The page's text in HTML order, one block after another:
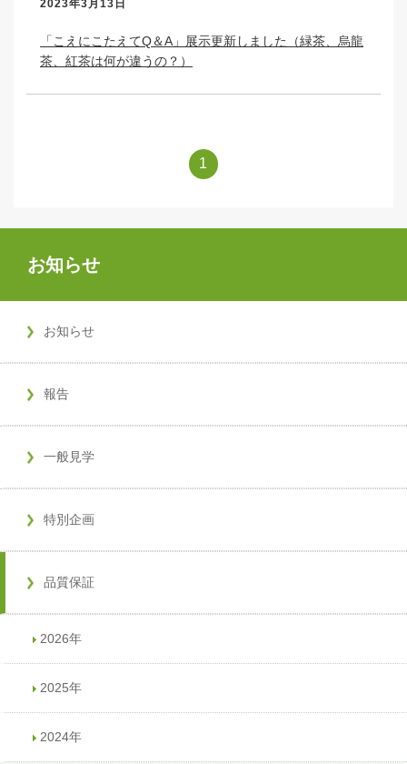
2023年3月13日
「こえにこたえてQ＆A」展示更新しました（緑茶、烏龍
茶、紅茶は何が違うの？）
1
お知らせ
お知らせ
報告
一般見学
特別企画
品質保証
2026年
2025年
2024年